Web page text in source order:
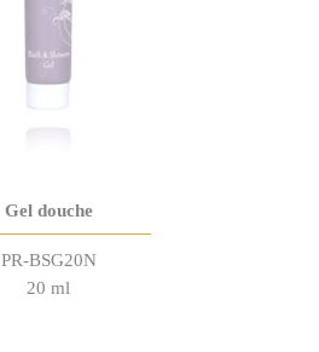
Gel douche
PR-BSG20N
20 ml